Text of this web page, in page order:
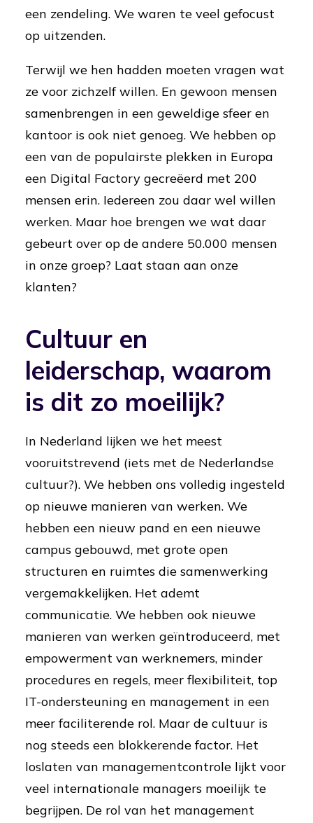
een zendeling. We waren te veel gefocust
op uitzenden.
Terwijl we hen hadden moeten vragen wat
ze voor zichzelf willen. En gewoon mensen
samenbrengen in een geweldige sfeer en
kantoor is ook niet genoeg. We hebben op
een van de populairste plekken in Europa
een Digital Factory gecreëerd met 200
mensen erin. Iedereen zou daar wel willen
werken. Maar hoe brengen we wat daar
gebeurt over op de andere 50.000 mensen
in onze groep? Laat staan aan onze
klanten?
Cultuur en
leiderschap, waarom
is dit zo moeilijk?
In Nederland lijken we het meest
vooruitstrevend (iets met de Nederlandse
cultuur?). We hebben ons volledig ingesteld
op nieuwe manieren van werken. We
hebben een nieuw pand en een nieuwe
campus gebouwd, met grote open
structuren en ruimtes die samenwerking
vergemakkelijken. Het ademt
communicatie. We hebben ook nieuwe
manieren van werken geïntroduceerd, met
empowerment van werknemers, minder
procedures en regels, meer flexibiliteit, top
IT-ondersteuning en management in een
meer faciliterende rol. Maar de cultuur is
nog steeds een blokkerende factor. Het
loslaten van managementcontrole lijkt voor
veel internationale managers moeilijk te
begrijpen. De rol van het management